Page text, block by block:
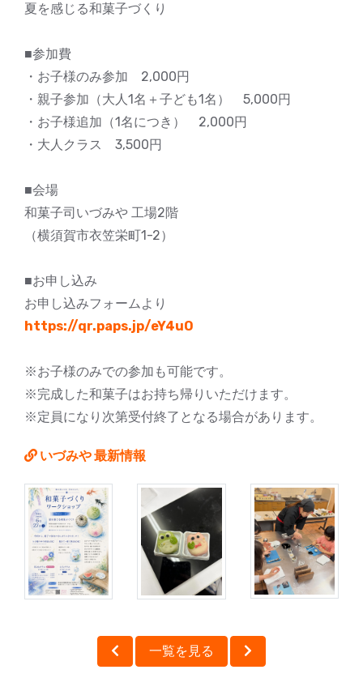
夏を感じる和菓子づくり
■参加費
・お子様のみ参加 2,000円
・親子参加（大人1名＋子ども1名） 5,000円
・お子様追加（1名につき） 2,000円
・大人クラス 3,500円
■会場
和菓子司いづみや 工場2階
（横須賀市衣笠栄町1-2）
■お申し込み
お申し込みフォームより
https://qr.paps.jp/eY4uO
※お子様のみでの参加も可能です。
※完成した和菓子はお持ち帰りいただけます。
※定員になり次第受付終了となる場合があります。
いづみや 最新情報
一覧を見る